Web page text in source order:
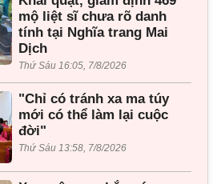
mộ liệt sĩ chưa rõ danh
tính tại Nghĩa trang Mai
Dịch
Thứ Sáu 16:05, 7/8/2026
"Chỉ có tránh xa ma túy
mới có thể làm lại cuộc
đời"
Thứ Sáu 13:58, 7/8/2026